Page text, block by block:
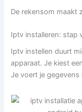
De rekensom maakt
Iptv installeren: stap
Iptv instellen duurt
apparaat. Je kiest
Je voert je gegevens